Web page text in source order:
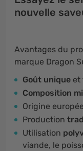
nouvelle
Avantages du
marque Dragon
Goût unique et
Composition
Origine
Production
Utilisation
viande, le